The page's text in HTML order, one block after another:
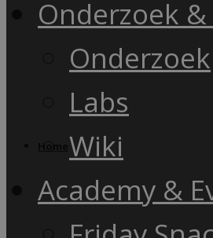
Onderzoek &
Onderzoek
Labs
Wiki
Academy &